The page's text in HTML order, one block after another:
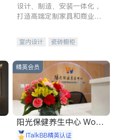
设计、制造、安装一体化，
打造高端定制家具和商业空
室内设计
瓷砖橱柜
售前软装staging
室内装修
精英会员
阳光保健养生中心 World
shine
iTalkBB精英认证